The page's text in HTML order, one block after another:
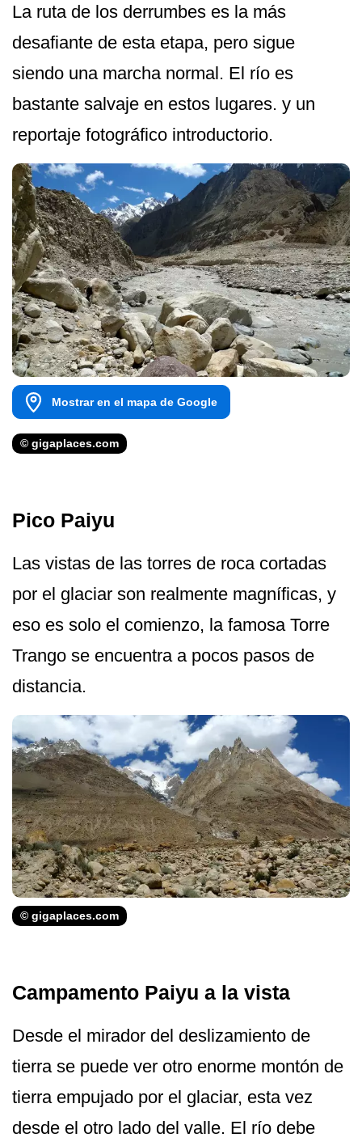
La ruta de los derrumbes es la más
desafiante de esta etapa, pero sigue
siendo una marcha normal. El río es
bastante salvaje en estos lugares. y un
reportaje fotográfico introductorio.
Mostrar en el mapa de Google
© gigaplaces.com
Pico Paiyu
Las vistas de las torres de roca cortadas
por el glaciar son realmente magníficas, y
eso es solo el comienzo, la famosa Torre
Trango se encuentra a pocos pasos de
distancia.
© gigaplaces.com
Campamento Paiyu a la vista
Desde el mirador del deslizamiento de
tierra se puede ver otro enorme montón de
tierra empujado por el glaciar, esta vez
desde el otro lado del valle. El río debe